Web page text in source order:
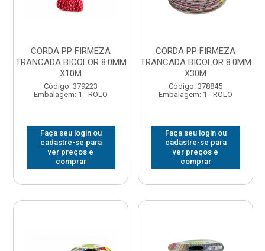
CORDA PP FIRMEZA
TRANCADA BICOLOR 8.0MM
X10M
Código: 379223
Embalagem: 1 - ROLO
Faça seu login ou
cadastre-se para
ver preços e
comprar
CORDA PP FIRMEZA
TRANCADA BICOLOR 8.0MM
X30M
Código: 378845
Embalagem: 1 - ROLO
Faça seu login ou
cadastre-se para
ver preços e
comprar